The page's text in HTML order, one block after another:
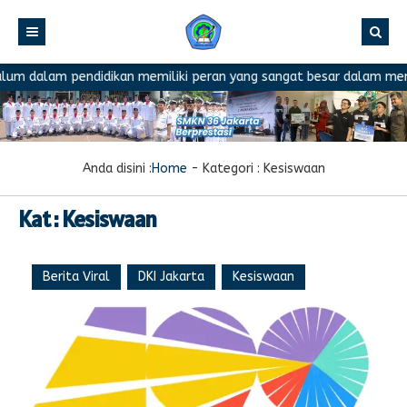
pendidikan memiliki peran yang sangat besar dalam
Anda disini :Home - Kategori : Kesiswaan
Kat : Kesiswaan
Berita Viral DKI Jakarta Kesiswaan